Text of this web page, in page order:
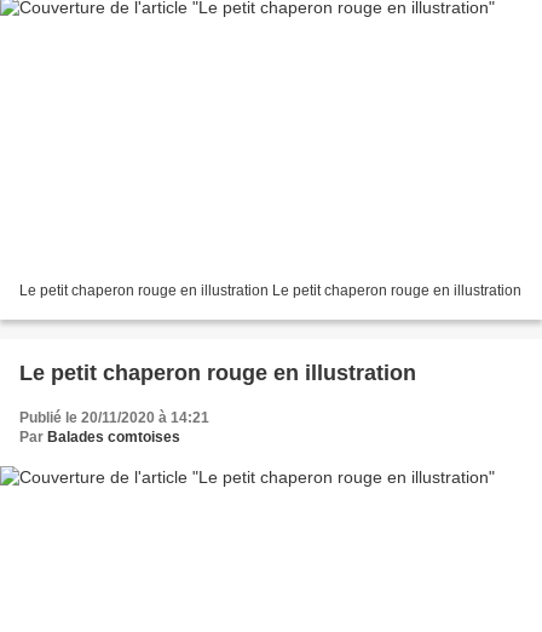
Le petit chaperon rouge en illustration Le petit chaperon rouge en illustration
Le petit chaperon rouge en illustration
Publié le 20/11/2020 à 14:21
Par Balades comtoises